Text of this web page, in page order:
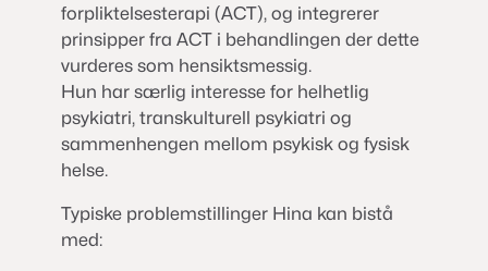
forpliktelsesterapi (ACT), og integrerer
prinsipper fra ACT i behandlingen der dette
vurderes som hensiktsmessig.
Hun har særlig interesse for helhetlig
psykiatri, transkulturell psykiatri og
sammenhengen mellom psykisk og fysisk
helse.
Typiske problemstillinger Hina kan bistå
med: